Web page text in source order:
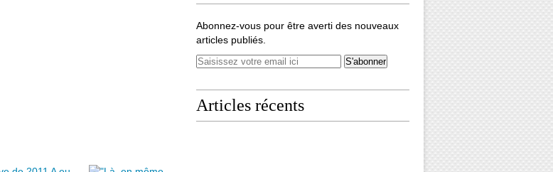
Abonnez-vous pour être averti des nouveaux
articles publiés.
Articles récents